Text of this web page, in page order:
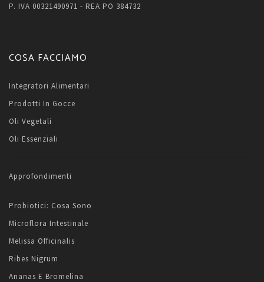
P. IVA 00321490971 - REA PO 384732
COSA FACCIAMO
Integratori Alimentari
Prodotti In Gocce
Oli Vegetali
Oli Essenziali
Approfondimenti
Probiotici: Cosa Sono
Microflora Intestinale
Melissa Officinalis
Ribes Nigrum
Ananas E Bromelina